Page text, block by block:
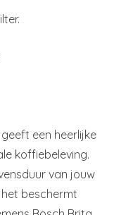
een heerlijke
koffiebeleving.
van jouw
beschermt